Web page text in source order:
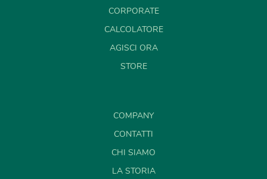
CORPORATE
CALCOLATORE
AGISCI ORA
STORE
COMPANY
CONTATTI
CHI SIAMO
LA STORIA